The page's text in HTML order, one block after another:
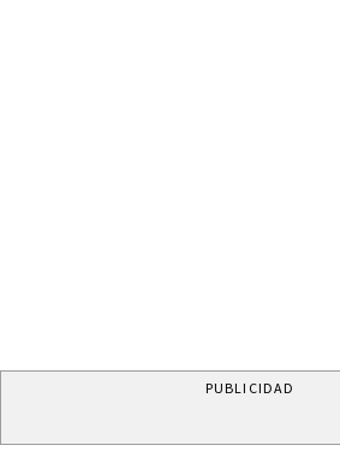
PUBLICIDAD